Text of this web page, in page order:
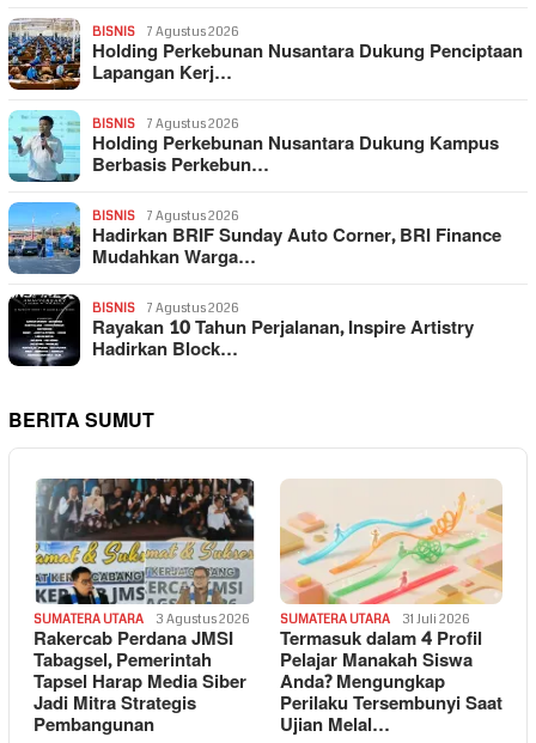
BISNIS 7 Agustus 2026
Holding Perkebunan Nusantara Dukung Penciptaan
Lapangan Kerj…
BISNIS 7 Agustus 2026
Holding Perkebunan Nusantara Dukung Kampus
Berbasis Perkebun…
BISNIS 7 Agustus 2026
Hadirkan BRIF Sunday Auto Corner, BRI Finance
Mudahkan Warga…
BISNIS 7 Agustus 2026
Rayakan 10 Tahun Perjalanan, Inspire Artistry
Hadirkan Block…
BERITA SUMUT
SUMATERA UTARA 3 Agustus 2026
Rakercab Perdana JMSI
Tabagsel, Pemerintah
Tapsel Harap Media Siber
Jadi Mitra Strategis
Pembangunan
SUMATERA UTARA 31 Juli 2026
Termasuk dalam 4 Profil
Pelajar Manakah Siswa
Anda? Mengungkap
Perilaku Tersembunyi Saat
Ujian Melal…